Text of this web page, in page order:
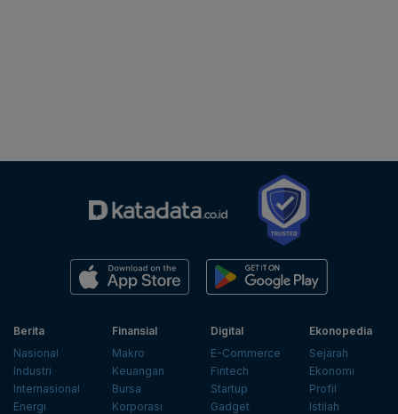
Berita
Nasional
Industri
Internasional
Energi
Finansial
Makro
Keuangan
Bursa
Korporasi
Digital
E-Commerce
Fintech
Startup
Gadget
Ekonopedia
Sejarah
Ekonomi
Profil
Istilah